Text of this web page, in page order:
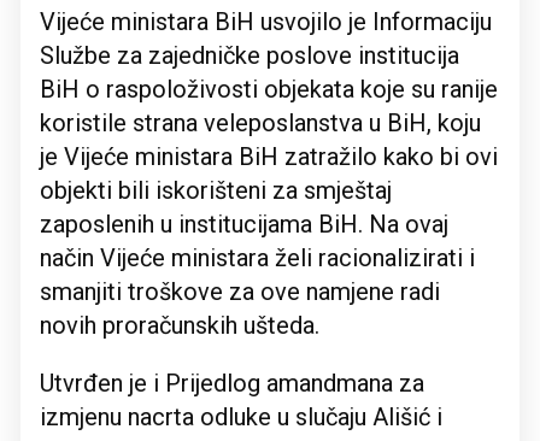
Vijeće ministara BiH usvojilo je Informaciju
Službe za zajedničke poslove institucija
BiH o raspoloživosti objekata koje su ranije
koristile strana veleposlanstva u BiH, koju
je Vijeće ministara BiH zatražilo kako bi ovi
objekti bili iskorišteni za smještaj
zaposlenih u institucijama BiH. Na ovaj
način Vijeće ministara želi racionalizirati i
smanjiti troškove za ove namjene radi
novih proračunskih ušteda.
Utvrđen je i Prijedlog amandmana za
izmjenu nacrta odluke u slučaju Ališić i